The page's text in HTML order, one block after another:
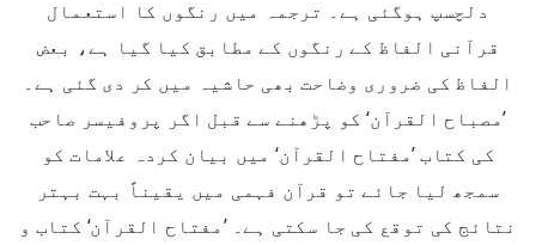
دلچسپ ہوگئی ہے۔ ترجمہ میں رنگوں کا استعمال
قرآنی الفاظ کے رنگوں کے مطابق کیا گیا ہے، بعض
الفاظ کی ضروری وضاحت بھی حاشیہ میں کر دی گئی ہے۔
’مصباح القرآن‘ کو پڑھنے سے قبل اگر پروفیسر صاحب
کی کتاب ’مفتاح القرآن‘ میں بیان کردہ علامات کو
سمجھ لیا جائے تو قرآن فہمی میں یقیناً بہت بہتر
نتائج کی توقع کی جا سکتی ہے۔ ’مفتاح القرآن‘ کتاب و